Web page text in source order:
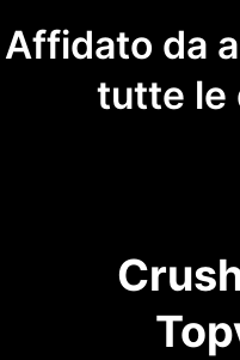
Affidato da
tutte le